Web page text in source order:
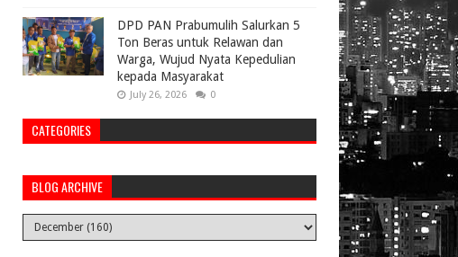
DPD PAN Prabumulih Salurkan 5
Ton Beras untuk Relawan dan
Warga, Wujud Nyata Kepedulian
kepada Masyarakat
July 26, 2026 0
CATEGORIES
BLOG ARCHIVE